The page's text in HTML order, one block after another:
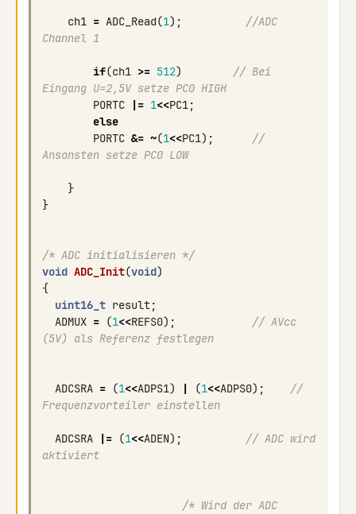
ch1 = ADC_Read(1);
//ADC
Channel 1
if(ch1 >= 512)
// Bei
Eingang U=2,5V setze PC0 HIGH
PORTC
|= 1<<PC1;
else
PORTC &= ~(1<<PC1);
//
Ansonsten setze PC0 LOW
}
}
/* ADC initialisieren */
void ADC_Init(void)
{
uint16_t result;
ADMUX = (1<<REFS0);
// AVcc
(5V) als Referenz festlegen
ADCSRA = (1<<ADPS1) | (1<<ADPS0);
//
Frequenzvorteiler einstellen
ADCSRA |= (1<<ADEN);
// ADC wird
aktiviert
/* Wird der ADC